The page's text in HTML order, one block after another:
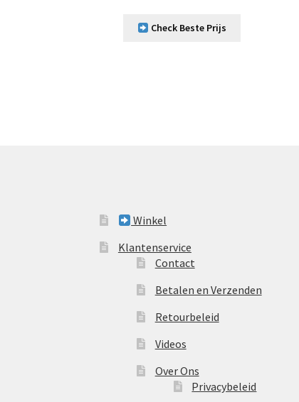
Check Beste Prijs
Winkel
Klantenservice
Contact
Betalen en Verzenden
Retourbeleid
Videos
Over Ons
Privacybeleid